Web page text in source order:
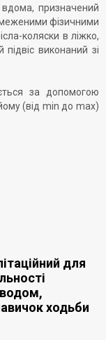
вдома, призначений
фізичними
коляски в ліжко,
виконаний зі
за допомогою
(від min до max)
для
ходьби